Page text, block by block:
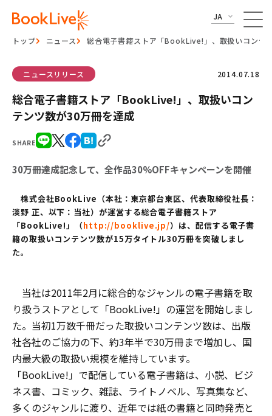
JA
トップ ニュース 総合電子書籍ストア「BookLive!」、取扱いコンテ
SHARE
ニュースリリース 2014.07.18
総合電子書籍ストア「BookLive!」、取扱いコン
テンツ数が30万冊を達成
30万冊達成記念して、全作品30%OFFキャンペーンを開催
株式会社BookLive（本社：東京都台東区、代表取締役社長：
淡野 正、以下：当社）が運営する総合電子書籍ストア
「BookLive!」（http://booklive.jp/）は、配信する電子書
籍の取扱いコンテンツ数が15万タイトル30万冊を突破しまし
た。
当社は2011年2月に総合的なジャンルの電子書籍を取
り扱うストアとして「BookLive!」の運営を開始しまし
た。当初1万数千冊だった取扱いコンテンツ数は、出版
社各社のご協力の下、約3年半で30万冊まで増加し、国
内最大級の取扱い規模を維持しています。
「BookLive!」で配信している電子書籍は、小説、ビジ
ネス書、コミック、雑誌、ライトノベル、写真集など、
多くのジャンルに渡り、近年では紙の書籍と同時発売と